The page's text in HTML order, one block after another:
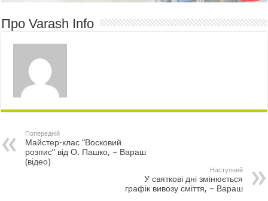
Про Varash Info
Попередній
Майстер-клас “Восковий
розпис” від О. Пашко, – Вараш
(відео)
Наступний
У святкові дні змінюється
графік вивозу сміття, – Вараш